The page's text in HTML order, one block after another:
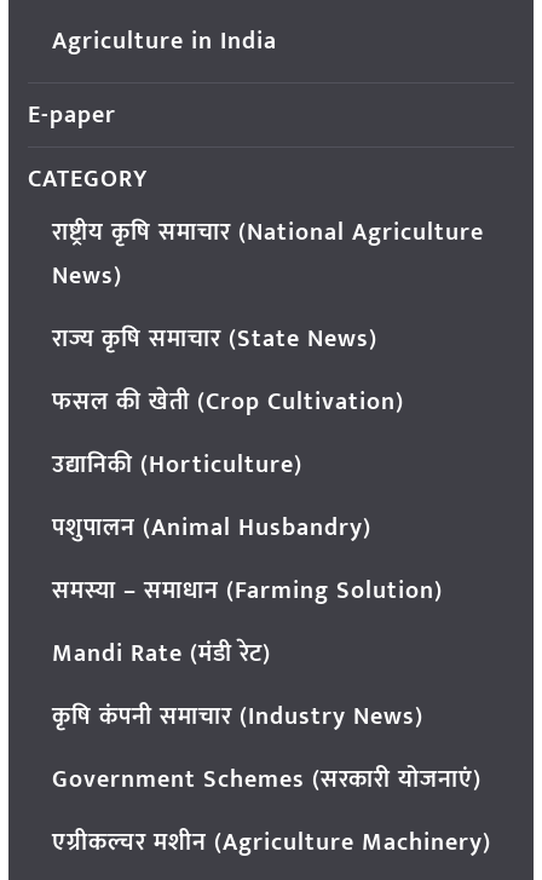
Agriculture in India
E-paper
CATEGORY
राष्ट्रीय कृषि समाचार (National Agriculture
News)
राज्य कृषि समाचार (State News)
फसल की खेती (Crop Cultivation)
उद्यानिकी (Horticulture)
पशुपालन (Animal Husbandry)
समस्या – समाधान (Farming Solution)
Mandi Rate (मंडी रेट)
कृषि कंपनी समाचार (Industry News)
Government Schemes (सरकारी योजनाएं)
एग्रीकल्चर मशीन (Agriculture Machinery)